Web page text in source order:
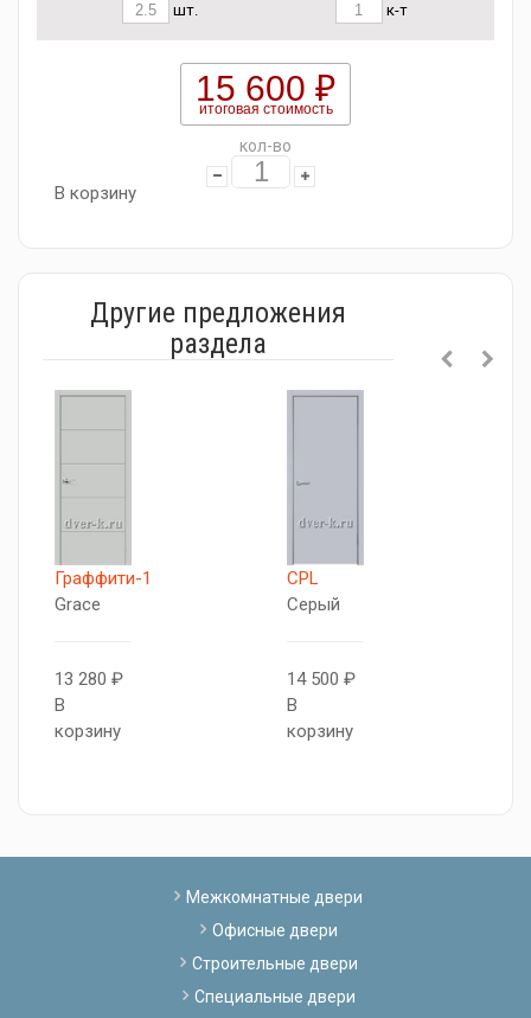
шт. к-т
15 600 ₽
итоговая стоимость
кол-во
В корзину
Другие предложения
раздела
Граффити-1
Grace
13 280 ₽
В
корзину
CPL
Серый
14 500 ₽
В
корзину
Межкомнатные двери
Офисные двери
Строительные двери
Специальные двери